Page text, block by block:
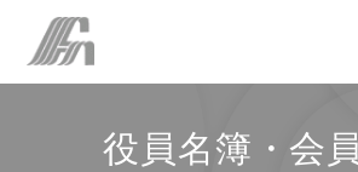
ン
役員名簿・会